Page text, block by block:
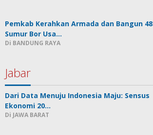
Pemkab Kerahkan Armada dan Bangun 48
Sumur Bor Usa…
Di BANDUNG RAYA
Jabar
Dari Data Menuju Indonesia Maju: Sensus
Ekonomi 20…
Di JAWA BARAT